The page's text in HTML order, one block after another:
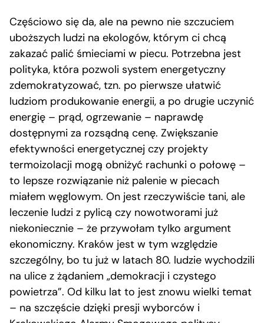
Częściowo się da, ale na pewno nie szczuciem
uboższych ludzi na ekologów, którym ci chcą
zakazać palić śmieciami w piecu. Potrzebna jest
polityka, która pozwoli system energetyczny
zdemokratyzować, tzn. po pierwsze ułatwić
ludziom produkowanie energii, a po drugie uczynić
energię – prąd, ogrzewanie – naprawdę
dostępnymi za rozsądną cenę. Zwiększanie
efektywności energetycznej czy projekty
termoizolacji mogą obniżyć rachunki o połowę –
to lepsze rozwiązanie niż palenie w piecach
miałem węglowym. On jest rzeczywiście tani, ale
leczenie ludzi z pylicą czy nowotworami już
niekoniecznie – że przywołam tylko argument
ekonomiczny. Kraków jest w tym względzie
szczególny, bo tu już w latach 80. ludzie wychodzili
na ulice z żądaniem „demokracji i czystego
powietrza”. Od kilku lat to jest znowu wielki temat
– na szczęście dzięki presji wyborców i